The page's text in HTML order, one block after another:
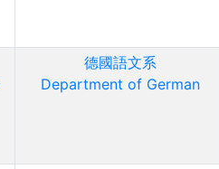
德國語文系
Department of German